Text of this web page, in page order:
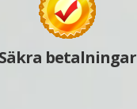
Säkra betalningar